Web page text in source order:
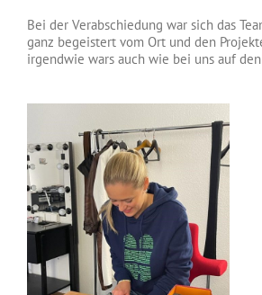
Bei der Verabschiedung war sich das
ganz begeistert vom Ort und den
irgendwie wars auch wie bei uns auf